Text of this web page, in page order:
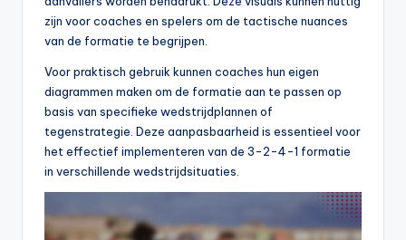
zijn voor coaches en spelers om de tactische nuances
van de formatie te begrijpen.
Voor praktisch gebruik kunnen coaches hun eigen
diagrammen maken om de formatie aan te passen op
basis van specifieke wedstrijdplannen of
tegenstrategie. Deze aanpasbaarheid is essentieel voor
het effectief implementeren van de 3-2-4-1 formatie
in verschillende wedstrijdsituaties.